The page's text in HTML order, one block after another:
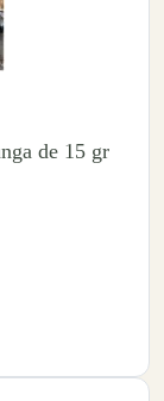
de 15 gr